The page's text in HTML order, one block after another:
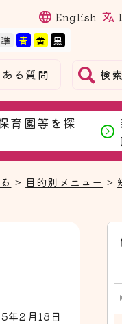
English
る質問 検索
育園等を探
> 目的別メニュー >
年2月18 日